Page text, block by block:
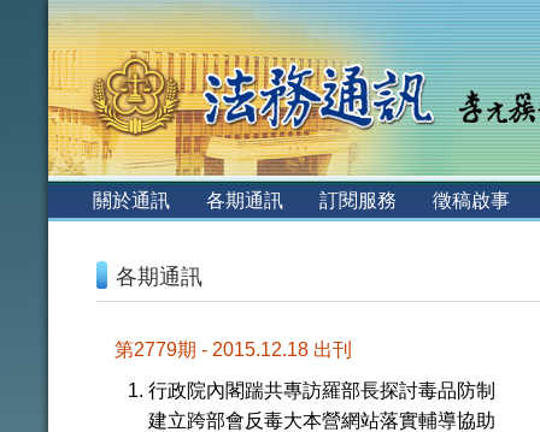
關於通訊 各期通訊 訂閱服務
徵稿啟事
各期通訊
第2779期 - 2015.12.18 出刊
行政院內閣踹共專訪羅部長探討毒品防制
建立跨部會反毒大本營網站落實輔導協助